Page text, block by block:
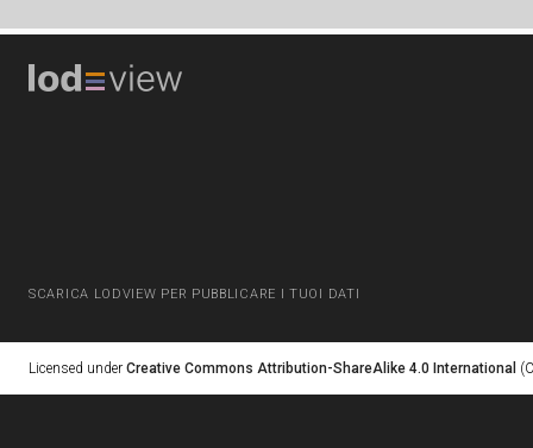
SCARICA LODVIEW PER PUBBLICARE I TUOI DATI
Licensed under Creative Commons Attribution-ShareAlike 4.0 International